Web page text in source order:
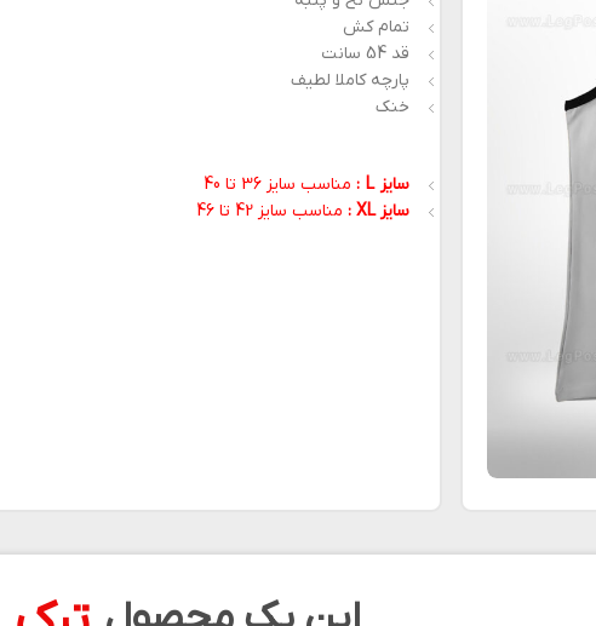
تمام کش
قد 54 سانت
پارچه کاملا لطیف
خنک
سایز L :
مناسب سایز 36 تا 40
سایز XL :
مناسب سایز 42 تا 46